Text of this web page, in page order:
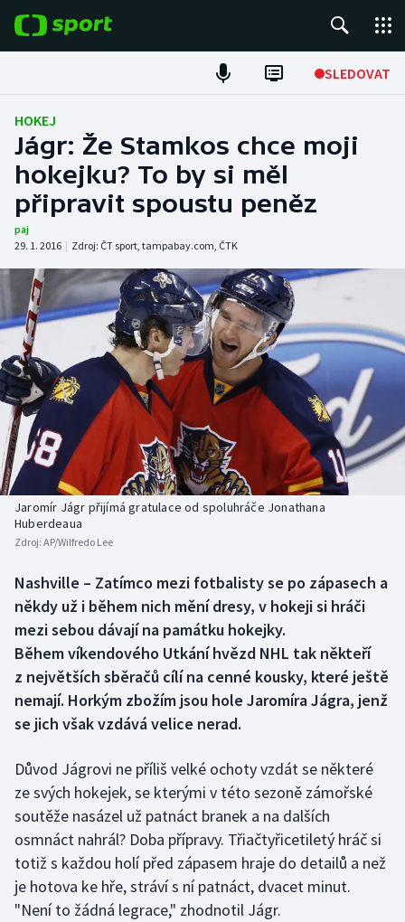
SLEDOVAT
Fotbal
Hokej
Tenis
Atletika
Cyklistika
DALŠÍ SPORTY
Americký fotbal
Baseball a softbal
Basketbal
Biatlon
Boby a skeleton
Box
Curling
Dostihy
Florbal
Futsal
Golf
Gymnastika
Házená
NEPŘEHLÉDNĚTE
Soutěže
Historické návraty
Aplikace ČT sport
AZ kvíz
HOKEJ
Jágr: Že Stamkos chce moji
hokejku? To by si měl
připravit spoustu peněz
paj
29. 1. 2016 | Zdroj: ČT sport, tampabay.com, ČTK
Jaromír Jágr přijímá gratulace od spoluhráče Jonathana
Huberdeaua
Zdroj: AP/Wilfredo Lee
Nashville – Zatímco mezi fotbalisty se po zápasech a
někdy už i během nich mění dresy, v hokeji si hráči
mezi sebou dávají na památku hokejky.
Během víkendového Utkání hvězd NHL tak někteří
z největších sběračů cílí na cenné kousky, které ještě
nemají. Horkým zbožím jsou hole Jaromíra Jágra, jenž
se jich však vzdává velice nerad.
Důvod Jágrovi ne příliš velké ochoty vzdát se některé
ze svých hokejek, se kterými v této sezoně zámořské
soutěže nasázel už patnáct branek a na dalších
osmnáct nahrál? Doba přípravy. Třiačtyřicetiletý hráč si
totiž s každou holí před zápasem hraje do detailů a než
je hotova ke hře, stráví s ní patnáct, dvacet minut.
"Není to žádná legrace," zhodnotil Jágr.